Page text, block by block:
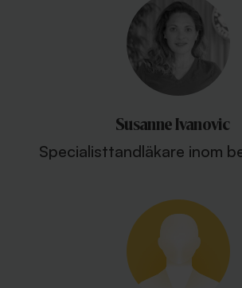
Susanne Ivanovic
Specialisttandläkare inom